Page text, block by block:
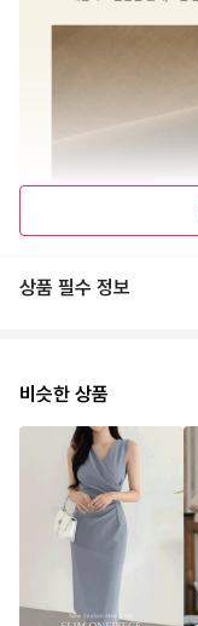
상품 필수 정보
비슷한 상품